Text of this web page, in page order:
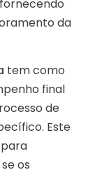
da
tem como
final
de
Este
os